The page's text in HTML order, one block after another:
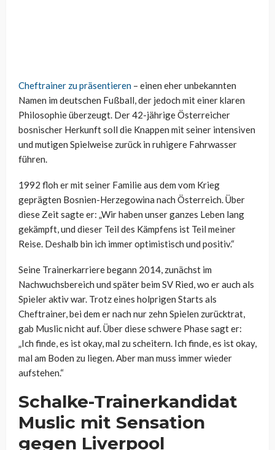
Cheftrainer zu präsentieren – einen eher unbekannten
Namen im deutschen Fußball, der jedoch mit einer klaren
Philosophie überzeugt. Der 42-jährige Österreicher
bosnischer Herkunft soll die Knappen mit seiner intensiven
und mutigen Spielweise zurück in ruhigere Fahrwasser
führen.
1992 floh er mit seiner Familie aus dem vom Krieg
geprägten Bosnien-Herzegowina nach Österreich. Über
diese Zeit sagte er: „Wir haben unser ganzes Leben lang
gekämpft, und dieser Teil des Kämpfens ist Teil meiner
Reise. Deshalb bin ich immer optimistisch und positiv.“
Seine Trainerkarriere begann 2014, zunächst im
Nachwuchsbereich und später beim SV Ried, wo er auch als
Spieler aktiv war. Trotz eines holprigen Starts als
Cheftrainer, bei dem er nach nur zehn Spielen zurücktrat,
gab Muslic nicht auf. Über diese schwere Phase sagt er:
„Ich finde, es ist okay, mal zu scheitern. Ich finde, es ist okay,
mal am Boden zu liegen. Aber man muss immer wieder
aufstehen.“
Schalke-Trainerkandidat
Muslic mit Sensation
gegen Liverpool